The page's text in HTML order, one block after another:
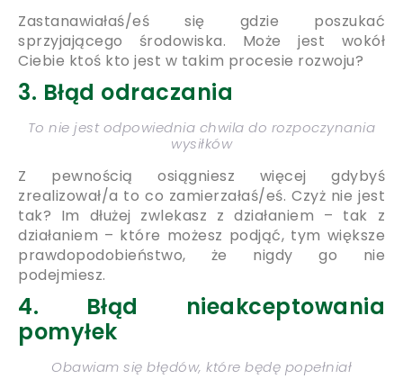
Zastanawiałaś/eś się gdzie poszukać
sprzyjającego środowiska. Może jest wokół
Ciebie ktoś kto jest w takim procesie rozwoju?
3. Błąd odraczania
To nie jest odpowiednia chwila do rozpoczynania
wysiłków
Z pewnością osiągniesz więcej gdybyś
zrealizował/a to co zamierzałaś/eś. Czyż nie jest
tak? Im dłużej zwlekasz z działaniem – tak z
działaniem – które możesz podjąć, tym większe
prawdopodobieństwo, że nigdy go nie
podejmiesz.
4. Błąd nieakceptowania
pomyłek
Obawiam się błędów, które będę popełniał